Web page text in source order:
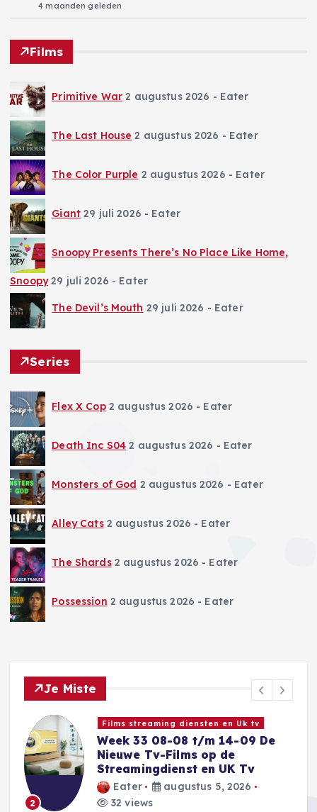
4 maanden geleden
Films
Primitive War 2 augustus 2026 - Eater
The Last House 2 augustus 2026 - Eater
The Color Purple 2 augustus 2026 - Eater
Giant 29 juli 2026 - Eater
Snoopy Presents There’s No Place Like Home,
Snoopy 29 juli 2026 - Eater
The Devil’s Mouth 29 juli 2026 - Eater
Series
Flex X Cop 2 augustus 2026 - Eater
Death Inc S04 2 augustus 2026 - Eater
Monsters of God 2 augustus 2026 - Eater
Alley Cats 2 augustus 2026 - Eater
The Shards 2 augustus 2026 - Eater
Possession 2 augustus 2026 - Eater
Je Miste
3
Series streaming diensten en Uk tv
Week 33 08-08 t/m 14-08 De
Nieuwe Series op de
Streamingdiensten en de VK Tv
Eater
augustus 5, 2026
37 views